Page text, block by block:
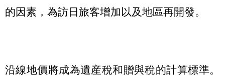
的因素，為訪日旅客增加以及地區再開發。
沿線地價將成為遺産稅和贈與稅的計算標準。